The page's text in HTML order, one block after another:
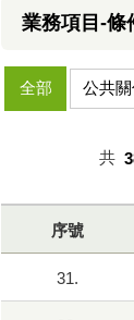
業務項目-條
全部 公共
共
序號
31.